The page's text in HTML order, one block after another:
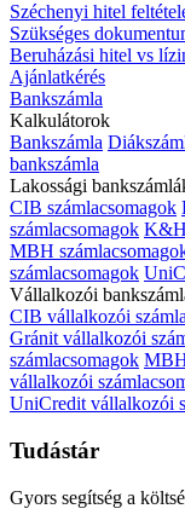
Széchenyi hitel
Szükséges
Beruházási hitel vs
Ajánlatkérés
Bankszámla
Kalkulátorok
Bankszámla
bankszámla
Lakossági
CIB számlacsomagok
számlacsomagok K&H
MBH
számlacsomagok
Vállalkozói
CIB vállalkozói
Gránit vállalkozói
számlacsomagok
vállalkozói
UniCredit vállalkozói
Tudástár
Gyors segítség a